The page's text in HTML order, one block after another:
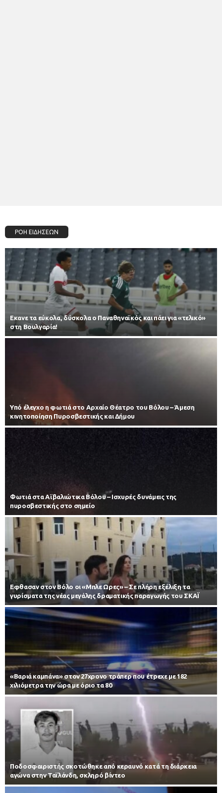
ΡΟΗ ΕΙΔΗΣΕΩΝ
Εκανε τα εύκολα, δύσκολα ο Παναθηναϊκός και πάει για «τελικό»
στη Βουλγαρία!
Υπό έλεγχο η φωτιά στο Αρχαίο Θέατρο του Βόλου – Άμεση
κινητοποίηση Πυροσβεστικής και Δήμου
Φωτιά στα Αϊβαλιώτικα Βόλου – Ισχυρές δυνάμεις της
πυροσβεστικής στο σημείο
Εφθασαν στον Βόλο οι «Μπλε Ωρες» – Σε πλήρη εξέλιξη τα
γυρίσματα της νέας μεγάλης δραματικής παραγωγής του ΣΚΑΪ
«Βαριά καμπάνα» στον 27χρονο τράπερ που έτρεχε με 182
χιλιόμετρα την ώρα με όριο τα 80
Ποδοσφαιριστής σκοτώθηκε από κεραυνό κατά τη διάρκεια
αγώνα στην Ταϊλάνδη, σκληρό βίντεο